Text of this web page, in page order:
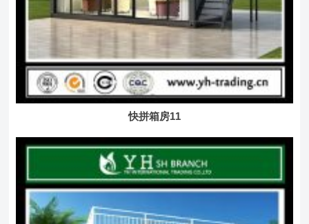
快拼箱房11